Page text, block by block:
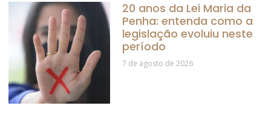
20 anos da Lei Maria da
Penha: entenda como a
legislação evoluiu neste
período
7 de agosto de 2026